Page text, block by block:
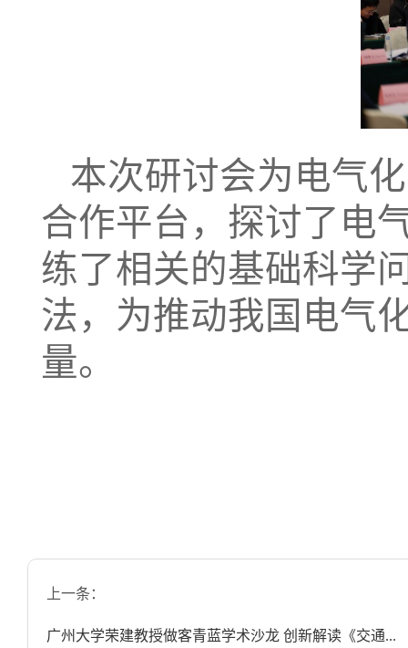
本次研讨会为电气
合作平台，探讨了电
练了相关的基础科学
法，为推动我国电气
量。
上一条：
广州大学荣建教授做客青蓝学术沙龙 创新解读《交通...